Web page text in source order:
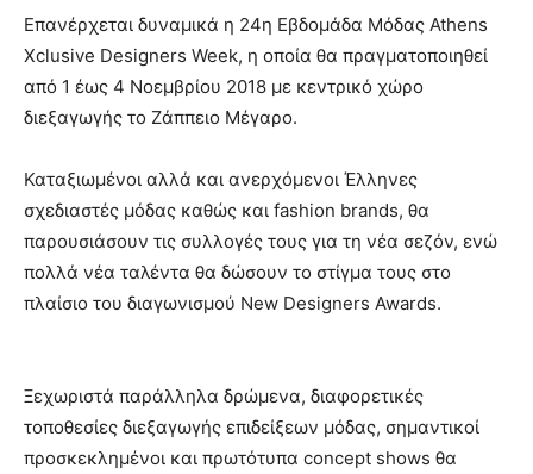
Επανέρχεται δυναμικά η 24η Εβδομάδα Μόδας Athens
Xclusive Designers Week, η οποία θα πραγματοποιηθεί
από 1 έως 4 Νοεμβρίου 2018 με κεντρικό χώρο
διεξαγωγής το Ζάππειο Μέγαρο.
Καταξιωμένοι αλλά και ανερχόμενοι Έλληνες
σχεδιαστές μόδας καθώς και fashion brands, θα
παρουσιάσουν τις συλλογές τους για τη νέα σεζόν, ενώ
πολλά νέα ταλέντα θα δώσουν το στίγμα τους στο
πλαίσιο του διαγωνισμού New Designers Awards.
Ξεχωριστά παράλληλα δρώμενα, διαφορετικές
τοποθεσίες διεξαγωγής επιδείξεων μόδας, σημαντικοί
προσκεκλημένοι και πρωτότυπα concept shows θα